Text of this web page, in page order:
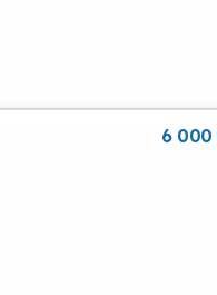
6 000